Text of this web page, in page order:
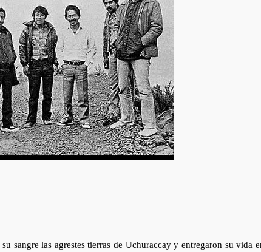
sangre las agrestes tierras de Uchuraccay y entregaron su vida